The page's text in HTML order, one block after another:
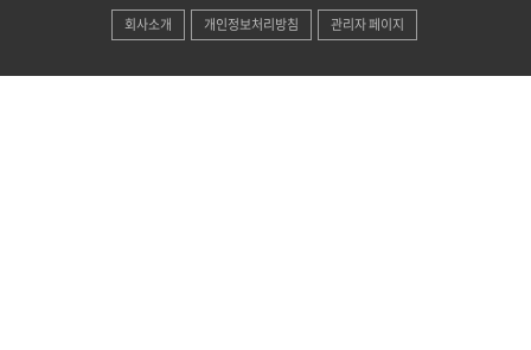
회사소개 개인정보처리방침 관리자 페이지